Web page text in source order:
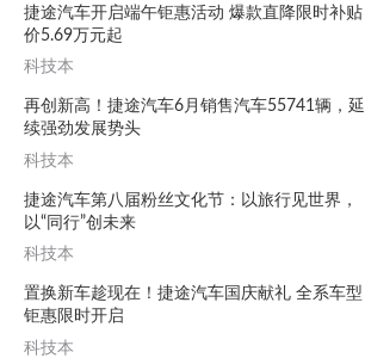
捷途汽车开启端午钜惠活动 爆款直降限时补贴
价5.69万元起
科技本
再创新高！捷途汽车6月销售汽车55741辆，延
续强劲发展势头
科技本
捷途汽车第八届粉丝文化节：以旅行见世界，
以“同行”创未来
科技本
置换新车趁现在！捷途汽车国庆献礼 全系车型
钜惠限时开启
科技本